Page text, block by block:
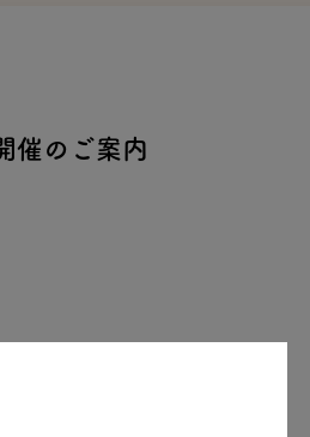
催のご案内